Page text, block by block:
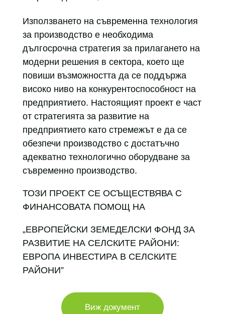
Използването на съвременна технология
за производство е необходима
дългосрочна стратегия за прилагането на
модерни решения в сектора, което ще
повиши възможността да се поддържа
високо ниво на конкурентоспособност на
предприятието. Настоящият проект е част
от стратегията за развитие на
предприятието като стремежът е да се
обезпечи производство с достатъчно
адекватно технологично оборудване за
съвременно производство.
ТОЗИ ПРОЕКТ СЕ ОСЪЩЕСТВЯВА С
ФИНАНСОВАТА ПОМОЩ НА
„ЕВРОПЕЙСКИ ЗЕМЕДЕЛСКИ ФОНД ЗА
РАЗВИТИЕ НА СЕЛСКИТЕ РАЙОНИ:
ЕВРОПА ИНВЕСТИРА В СЕЛСКИТЕ
РАЙОНИ”
Виж документ